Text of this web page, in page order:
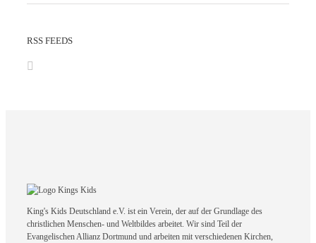
RSS FEEDS
King's Kids Deutschland e.V. ist ein Verein, der auf der Grundlage des
christlichen Menschen- und Weltbildes arbeitet. Wir sind Teil der
Evangelischen Allianz Dortmund und arbeiten mit verschiedenen Kirchen,